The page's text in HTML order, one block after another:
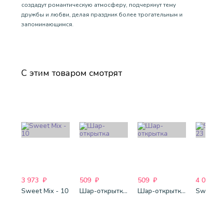
создадут романтическую атмосферу, подчеркнут тему
дружбы и любви, делая праздник более трогательным и
запоминающимся.
С этим товаром смотрят
3 973 ₽
Sweet Mix - 10
509 ₽
Шар-открытка "Сердце" (45 см) - 2
509 ₽
Шар-открытка "Звезда" (45 см) - 1
4 088